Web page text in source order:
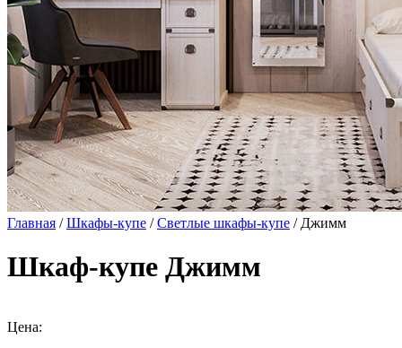
Главная /Шкафы-купе /Светлые шкафы-купе / Джимм
Шкаф-купе Джимм
Цена: